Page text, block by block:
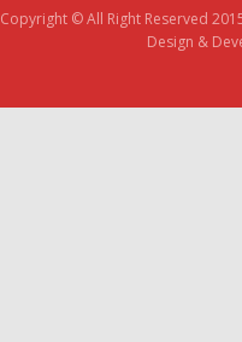
Copyright © All Right Reserved
Design &